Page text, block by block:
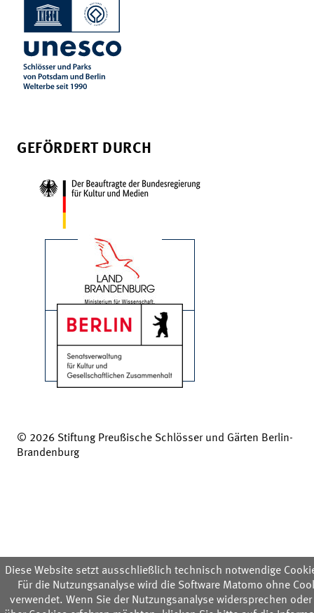
GEFÖRDERT DURCH
© 2026 Stiftung Preußische Schlösser und Gärten Berlin-
Brandenburg
Diese Website setzt ausschließlich technisch notwendige
Für die Nutzungsanalyse wird die Software Matomo ohne
verwendet. Wenn Sie der Nutzungsanalyse widersprechen oder